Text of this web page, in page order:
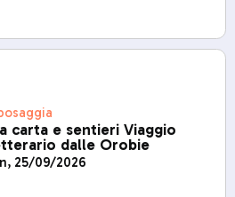
carta e sentieri Viaggio
dalle Orobie
25/09/2026